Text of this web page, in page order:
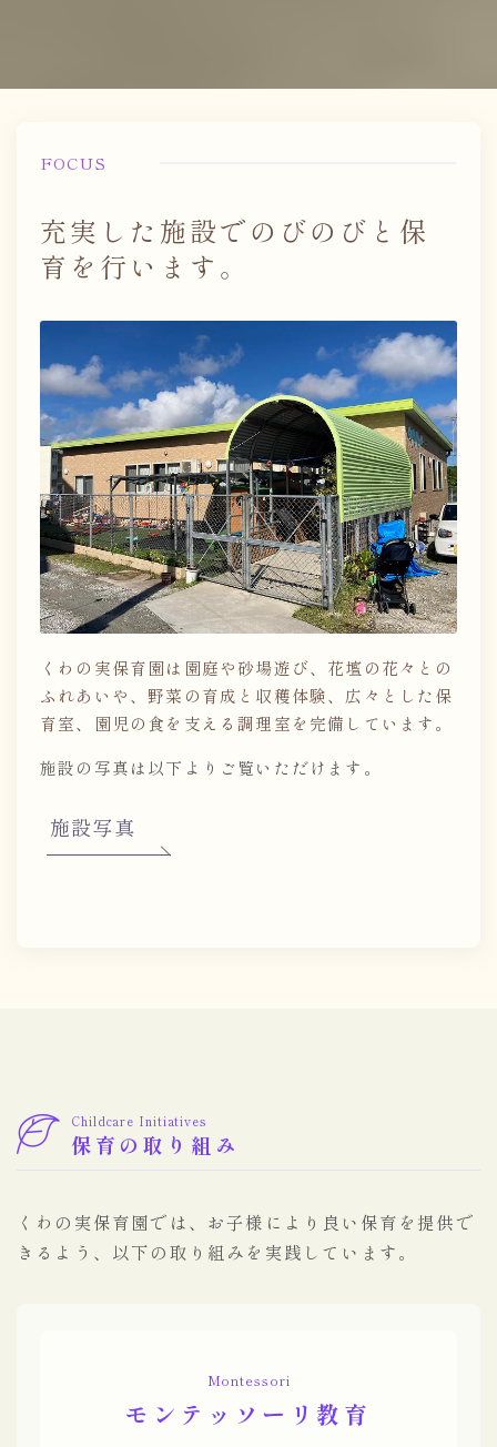
FOCUS
充実した施設でのびのびと保
育を行います。
くわの実保育園は園庭や砂場遊び、花壇の花々との
ふれあいや、野菜の育成と収穫体験、広々とした保
育室、園児の食を支える調理室を完備しています。
施設の写真は以下よりご覧いただけます。
施設写真
Childcare Initiatives
保育の取り組み
くわの実保育園では、お子様により良い保育を提供で
きるよう、以下の取り組みを実践しています。
Montessori
モンテッソーリ教育